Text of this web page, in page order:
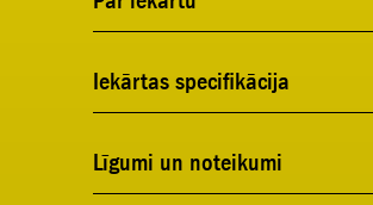
Iekārtas specifikācija
Līgumi un noteikumi